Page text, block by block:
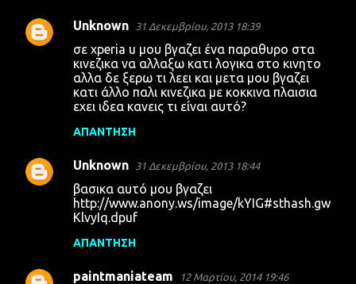
Unknown 31 Δεκεμβρίου, 2013 18:39
σε xperia u μου βγαζει ένα παραθυρο στα
κινεζικα να αλλαξω κατι λογικα στο κινητο
αλλα δε ξερω τι λεει και μετα μου βγαζει
κατι άλλο παλι κινεζικα με κοκκινα πλαισια
εχει ιδεα κανεις τι είναι αυτό?
ΑΠΆΝΤΗΣΗ
Unknown 31 Δεκεμβρίου, 2013 18:44
βασικα αυτό μου βγαζει
http://www.anony.ws/image/kYIG#sthash.gw
KlvyIq.dpuf
ΑΠΆΝΤΗΣΗ
paintmaniateam 12 Μαρτίου, 2014 19:46